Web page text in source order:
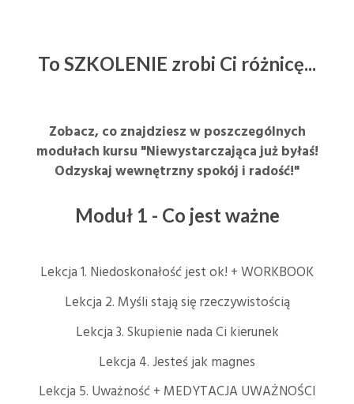
To SZKOLENIE zrobi Ci różnicę...
Zobacz, co znajdziesz w poszczególnych
modułach kursu "Niewystarczająca już byłaś!
Odzyskaj wewnętrzny spokój i radość!"
Moduł 1 - Co jest ważne
Lekcja 1. Niedoskonałość jest ok! + WORKBOOK
Lekcja 2. Myśli stają się rzeczywistością
Lekcja 3. Skupienie nada Ci kierunek
Lekcja 4. Jesteś jak magnes
Lekcja 5. Uważność + MEDYTACJA UWAŻNOŚCI